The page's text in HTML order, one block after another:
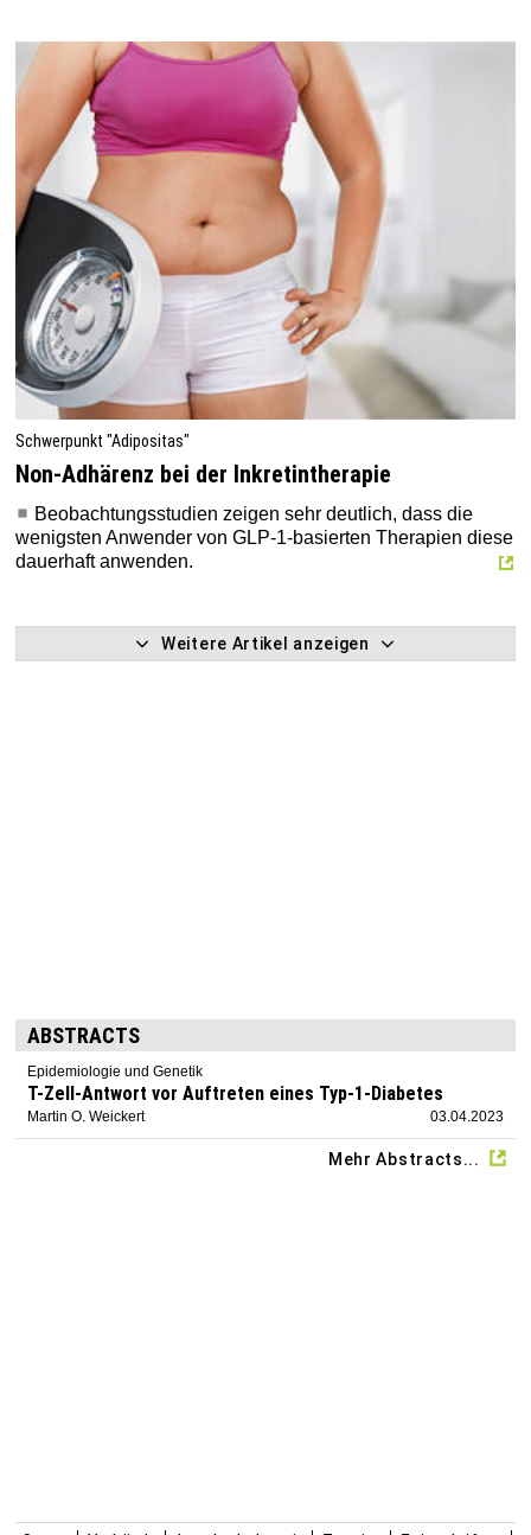
Schwerpunkt "Adipositas"
Non-Adhärenz bei der Inkretintherapie
Beobachtungsstudien zeigen sehr deutlich, dass die
wenigsten Anwender von GLP-1-basierten Therapien diese
dauerhaft anwenden.
Weitere Artikel anzeigen
ABSTRACTS
Epidemiologie und Genetik
T-Zell-Antwort vor Auftreten eines Typ-1-Diabetes
Martin O. Weickert 03.04.2023
Mehr Abstracts...